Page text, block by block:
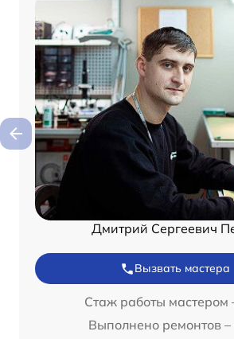
Дмитрий Сергеевич
Вызвать мастера
Стаж работы мастером
Выполнено ремонтов –